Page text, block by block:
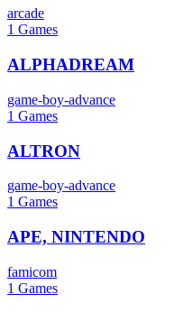
arcade
1 Games
ALPHADREAM
game-boy-advance
1 Games
ALTRON
game-boy-advance
1 Games
APE, NINTENDO
famicom
1 Games